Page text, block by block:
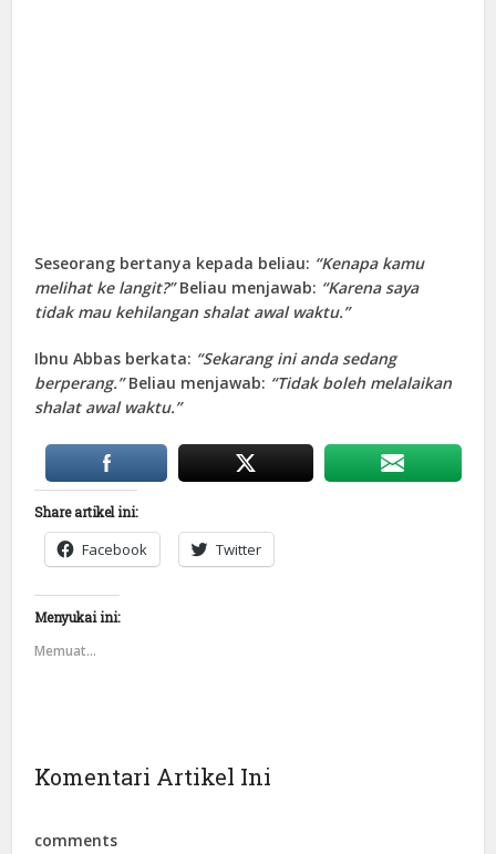
Seseorang bertanya kepada beliau: “Kenapa kamu
melihat ke langit?”Beliau menjawab: “Karena saya
tidak mau kehilangan shalat awal waktu.”
Ibnu Abbas berkata: “Sekarang ini anda sedang
berperang.”Beliau menjawab: “Tidak boleh melalaikan
shalat awal waktu.”
Share artikel ini:
Facebook Twitter
Menyukai ini:
Memuat...
Komentari Artikel Ini
comments